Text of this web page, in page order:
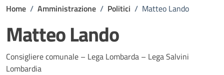
Home / Amministrazione / Politici / Matteo Lando
Matteo Lando
Consigliere comunale – Lega Lombarda – Lega Salvini
Lombardia